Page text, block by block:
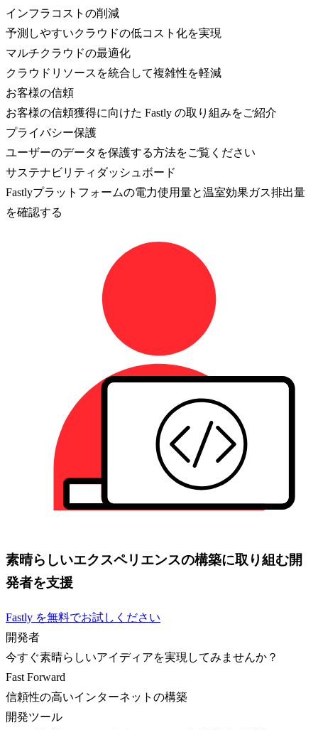
インフラコストの削減
予測しやすいクラウドの低コスト化を実現
マルチクラウドの最適化
クラウドリソースを統合して複雑性を軽減
お客様の信頼
お客様の信頼獲得に向けた Fastly の取り組みをご紹介
プライバシー保護
ユーザーのデータを保護する方法をご覧ください
サステナビリティダッシュボード
Fastlyプラットフォームの電力使用量と温室効果ガス排出量
を確認する
素晴らしいエクスペリエンスの構築に取り組む開
発者を支援
Fastly を無料でお試しください
開発者
今すぐ素晴らしいアイディアを実現してみませんか？
Fast Forward
信頼性の高いインターネットの構築
開発ツール